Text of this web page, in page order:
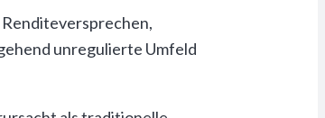
unregulierte Umfeld